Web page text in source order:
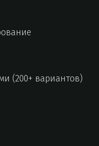
(200+ вариантов)